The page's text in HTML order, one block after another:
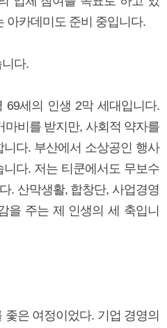
아카데미도 준비 중입니다.
다.
세의 인생 2막 세대입니다.
비를 받지만, 사회적 약자를
다. 부산에서 소상공인 행사
다. 저는 티쿤에서도 무보수
. 산막생활, 합창단, 사업경영
을 주는 제 인생의 세 축입니
좇은 여정이었다. 기업 경영의